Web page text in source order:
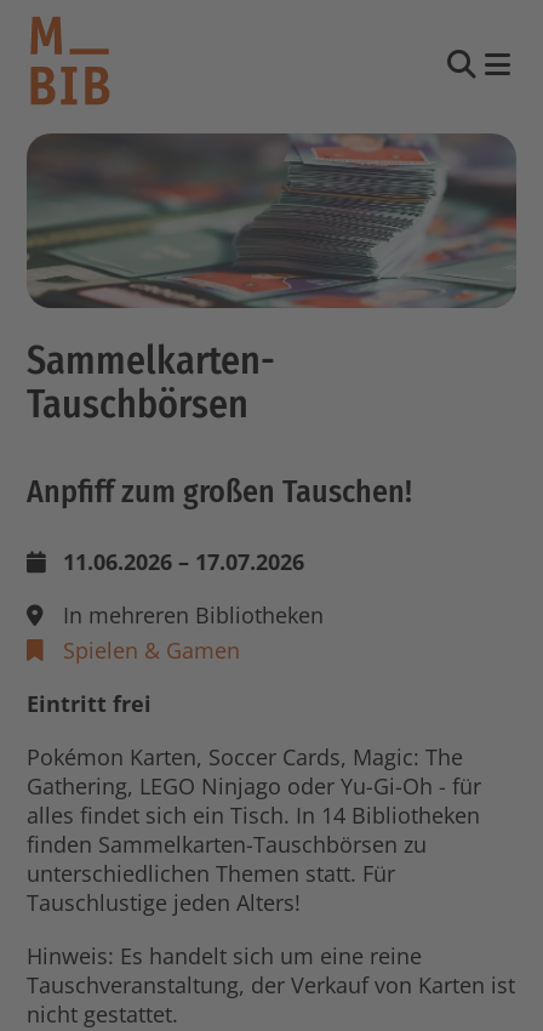
Sammelkarten-
Tauschbörsen
Anpfiff zum großen Tauschen!
11.06.2026 – 17.07.2026
In mehreren Bibliotheken
Spielen & Gamen
Eintritt frei
Pokémon Karten, Soccer Cards, Magic: The
Gathering, LEGO Ninjago oder Yu-Gi-Oh - für
alles findet sich ein Tisch. In 14 Bibliotheken
finden Sammelkarten-Tauschbörsen zu
unterschiedlichen Themen statt. Für
Tauschlustige jeden Alters!
Hinweis: Es handelt sich um eine reine
Tauschveranstaltung, der Verkauf von Karten ist
nicht gestattet.
entdecken
mitmachen
Kontakt
Katalog
English
other languages